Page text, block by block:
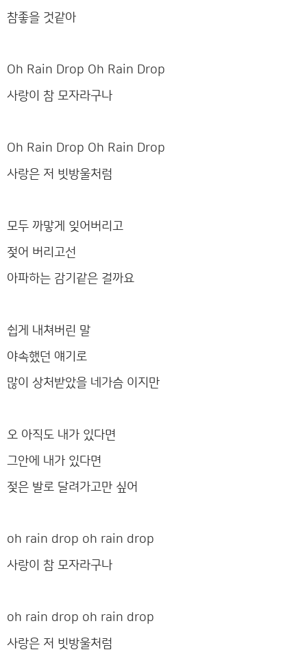
참좋을 것같아
Oh Rain Drop Oh Rain Drop
사랑이 참 모자라구나
Oh Rain Drop Oh Rain Drop
사랑은 저 빗방울처럼
모두 까맣게 잊어버리고
젖어 버리고선
아파하는 감기같은 걸까요
쉽게 내쳐버린 말
야속했던 얘기로
많이 상처받았을 네가슴 이지만
오 아직도 내가 있다면
그안에 내가 있다면
젖은 발로 달려가고만 싶어
oh rain drop oh rain drop
사랑이 참 모자라구나
oh rain drop oh rain drop
사랑은 저 빗방울처럼